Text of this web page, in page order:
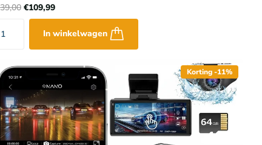
€109,99
In winkelwagen
Korting -11%